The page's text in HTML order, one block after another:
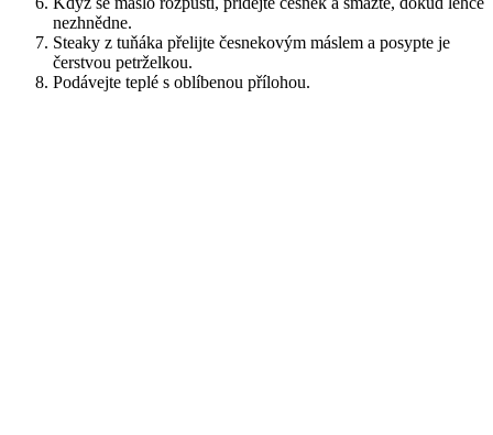
nezhnědne.
Steaky z tuňáka přelijte česnekovým máslem a posypte je
čerstvou petrželkou.
Podávejte teplé s oblíbenou přílohou.